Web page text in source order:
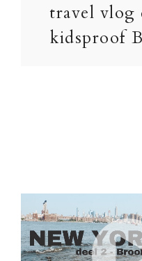
travel vlog
kidsproof